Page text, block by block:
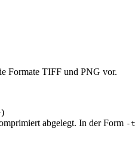
Formate TIFF und PNG vor.
abgelegt. In der Form -t